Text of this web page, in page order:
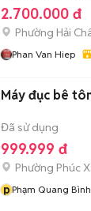
2.700.000 đ
Phường Hải
Phan Van Hiep
Máy đục bê
Đã sử dụng
999.999 đ
Phường Phúc
pPhạm Quang Bình